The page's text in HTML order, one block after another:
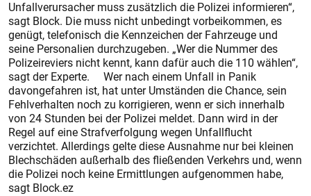
Unfallverursacher muss zusätzlich die Polizei informieren“,
sagt Block. Die muss nicht unbedingt vorbeikommen, es
genügt, telefonisch die Kennzeichen der Fahrzeuge und
seine Personalien durchzugeben. „Wer die Nummer des
Polizeireviers nicht kennt, kann dafür auch die 110 wählen“,
sagt der Experte. Wer nach einem Unfall in Panik
davongefahren ist, hat unter Umständen die Chance, sein
Fehlverhalten noch zu korrigieren, wenn er sich innerhalb
von 24 Stunden bei der Polizei meldet. Dann wird in der
Regel auf eine Strafverfolgung wegen Unfallflucht
verzichtet. Allerdings gelte diese Ausnahme nur bei kleinen
Blechschäden außerhalb des fließenden Verkehrs und, wenn
die Polizei noch keine Ermittlungen aufgenommen habe,
sagt Block.ez